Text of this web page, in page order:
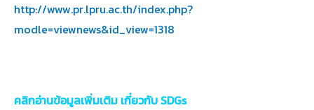
http://www.pr.lpru.ac.th/index.php?
modle=viewnews&id_view=1318
คลิกอ่านข้อมูลเพิ่มเติม เกี่ยวกับ SDGs